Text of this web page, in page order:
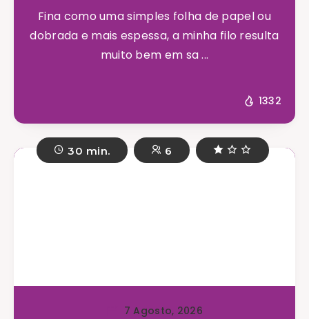
Fina como uma simples folha de papel ou
dobrada e mais espessa, a minha filo resulta
muito bem em sa ...
1332
30 min. 6
7 Agosto, 2026